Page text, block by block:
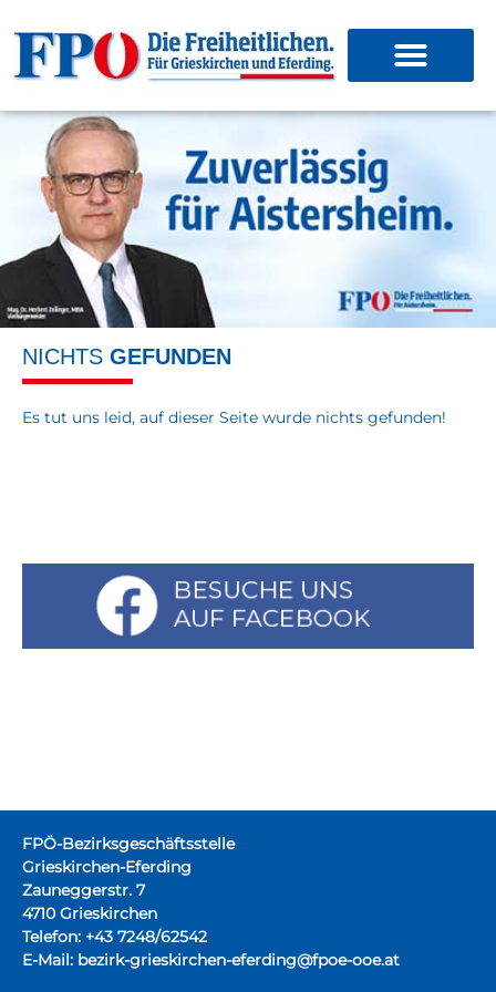
NICHTS GEFUNDEN
Es tut uns leid, auf dieser Seite wurde nichts gefunden!
FPÖ-Bezirksgeschäftsstelle
Grieskirchen-Eferding
Zauneggerstr. 7
4710 Grieskirchen
Telefon: +43 7248/62542
E-Mail: bezirk-grieskirchen-eferding@fpoe-ooe.at